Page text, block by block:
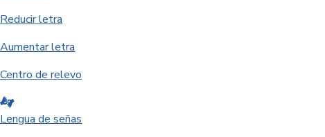
Reducir letra
Aumentar letra
Centro de relevo
Lengua de señas